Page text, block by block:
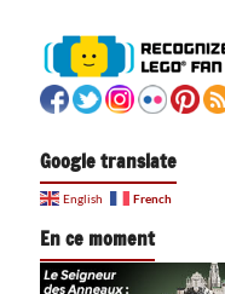
Google translate
English French
En ce moment